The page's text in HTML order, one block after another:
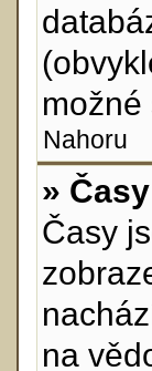
Nahoru
»
Časy
na